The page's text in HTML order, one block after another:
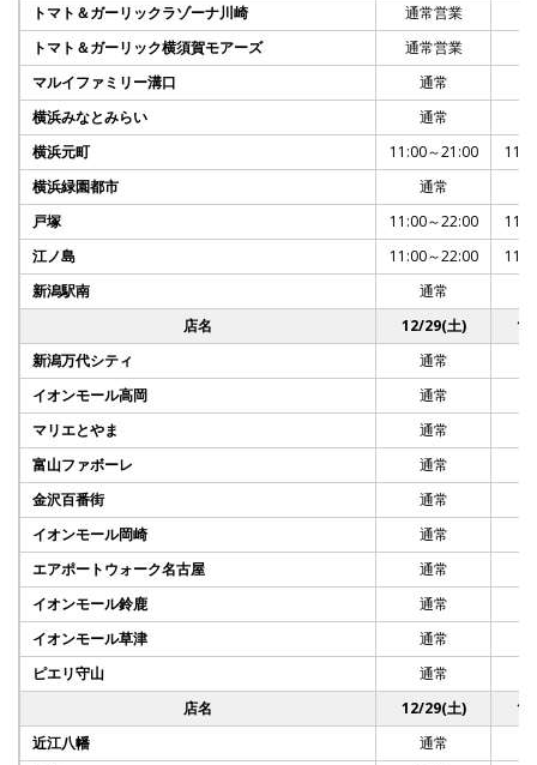
トマト＆ガーリックラゾーナ川崎
通常営業
トマト＆ガーリック横須賀モアーズ
通常営業
マルイファミリー溝口
通常
横浜みなとみらい
通常
横浜元町
11:00～21:00
横浜緑園都市
通常
戸塚
11:00～22:00
江ノ島
11:00～22:00
新潟駅南
通常
店名
12/29(土)
新潟万代シティ
通常
イオンモール高岡
通常
マリエとやま
通常
富山ファボーレ
通常
金沢百番街
通常
イオンモール岡崎
通常
エアポートウォーク名古屋
通常
イオンモール鈴鹿
通常
イオンモール草津
通常
ピエリ守山
通常
店名
12/29(土)
近江八幡
通常